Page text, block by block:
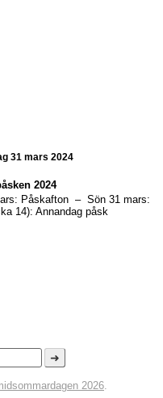
31 mars 2024
2024
Påskafton – Sön 31 mars:
14): Annandag påsk
➜
2026.